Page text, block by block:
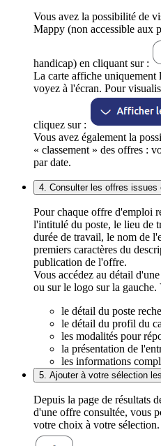
Vous avez la possibilité de
Mappy (non accessible aux
handicap) en cliquant sur :
La carte affiche uniquement
voyez à l'écran. Pour
cliquez sur :
Vous avez également la
« classement » des offres :
par date.
4. Consulter les offres issues
Pour chaque offre d'emploi
l'intitulé du poste, le lieu de
durée de travail, le nom de
premiers caractères du
publication de l'offre.
Vous accédez au détail
ou sur le logo sur la gauche.
le détail du poste
le détail du profil du
les modalités pour
la présentation de
les informations
5. Ajouter à votre sélection
Depuis la page de résultats
d'une offre consultée, vous
votre choix à votre